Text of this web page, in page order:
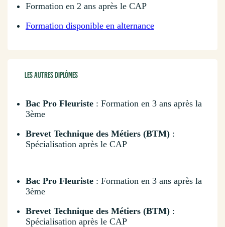
Formation en 2 ans après le CAP
Formation disponible en alternance
LES AUTRES DIPLÔMES
Bac Pro Fleuriste : Formation en 3 ans après la
3ème
Brevet Technique des Métiers (BTM) :
Spécialisation après le CAP
Bac Pro Fleuriste : Formation en 3 ans après la
3ème
Brevet Technique des Métiers (BTM) :
Spécialisation après le CAP